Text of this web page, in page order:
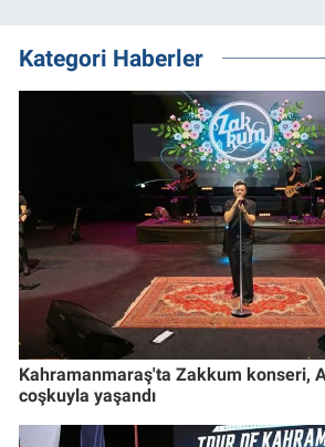
Kategori Haberler
Kahramanmaraş'ta Zakkum konseri,
coşkuyla yaşandı